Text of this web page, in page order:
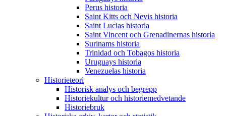
Perus historia
Saint Kitts och Nevis historia
Saint Lucias historia
Saint Vincent och Grenadinernas historia
Surinams historia
Trinidad och Tobagos historia
Uruguays historia
Venezuelas historia
Historieteori
Historisk analys och begrepp
Historiekultur och historiemedvetande
Historiebruk